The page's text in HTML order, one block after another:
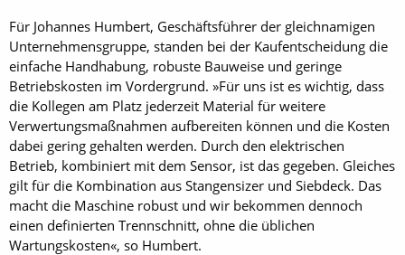
Für Johannes Humbert, Geschäftsführer der gleichnamigen
Unternehmensgruppe, standen bei der Kaufentscheidung die
einfache Handhabung, robuste Bauweise und geringe
Betriebskosten im Vordergrund. »Für uns ist es wichtig, dass
die Kollegen am Platz jederzeit Material für weitere
Verwertungsmaßnahmen aufbereiten können und die Kosten
dabei gering gehalten werden. Durch den elektrischen
Betrieb, kombiniert mit dem Sensor, ist das gegeben. Gleiches
gilt für die Kombination aus Stangensizer und Siebdeck. Das
macht die Maschine robust und wir bekommen dennoch
einen definierten Trennschnitt, ohne die üblichen
Wartungskosten«, so Humbert.